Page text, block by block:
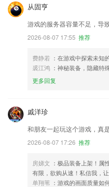
从固亨
游戏的服务器容量不足，导
2026-08-07 17:55 推荐
费静若 ：在游戏中探索未知
裘江鸿 ：神秘装备，隐藏特
更多回复
戚洋珍
和朋友一起玩这个游戏，真
2026-08-07 17:26 推荐
房娣文 ：极品装备上架！属
有限，欲购从速！私信我，
单翔苇 ：游戏的画面质量如